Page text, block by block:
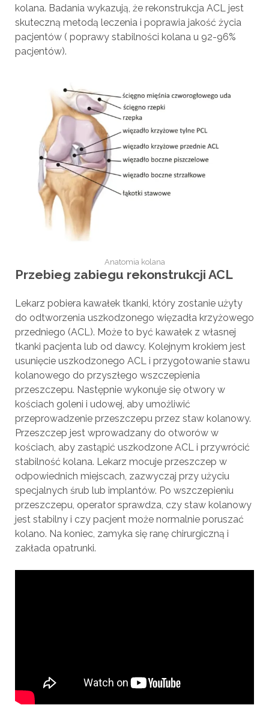
kolana. Badania wykazują, że rekonstrukcja ACL jest
skuteczną metodą leczenia i poprawia jakość życia
pacjentów ( poprawy stabilności kolana u 92-96%
pacjentów).
Anatomia kolana
Przebieg zabiegu rekonstrukcji ACL
Lekarz pobiera kawałek tkanki, który zostanie użyty
do odtworzenia uszkodzonego więzadła krzyżowego
przedniego (ACL). Może to być kawałek z własnej
tkanki pacjenta lub od dawcy. Kolejnym krokiem jest
usunięcie uszkodzonego ACL i przygotowanie stawu
kolanowego do przyszłego wszczepienia
przeszczepu. Następnie wykonuje się otwory w
kościach goleni i udowej, aby umożliwić
przeprowadzenie przeszczepu przez staw kolanowy.
Przeszczep jest wprowadzany do otworów w
kościach, aby zastąpić uszkodzone ACL i przywrócić
stabilność kolana. Lekarz mocuje przeszczep w
odpowiednich miejscach, zazwyczaj przy użyciu
specjalnych śrub lub implantów. Po wszczepieniu
przeszczepu, operator sprawdza, czy staw kolanowy
jest stabilny i czy pacjent może normalnie poruszać
kolano. Na koniec, zamyka się ranę chirurgiczną i
zakłada opatrunki.